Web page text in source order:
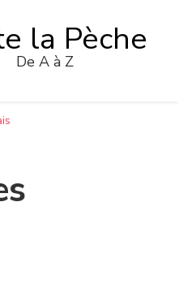
la Pèche
De A à Z